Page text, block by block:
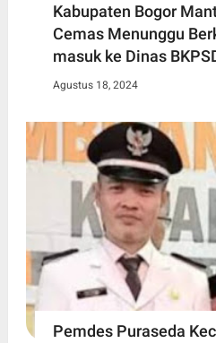
Kabupaten Bogor
Cemas Menunggu
masuk ke Dinas
Agustus 18, 2024
Pemdes Puraseda